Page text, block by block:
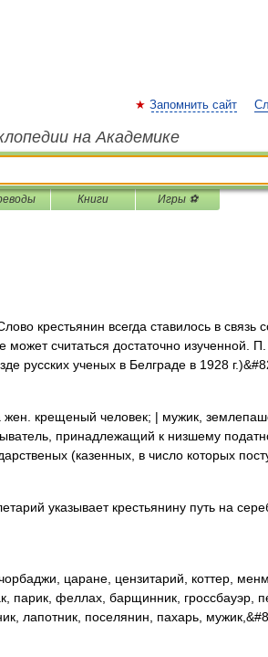
Запомнить сайт
на Академике
Книги Игры ⚽
крестьянин всегда ставилось в связь
может считаться достаточно изученной.
русских ученых в Белграде в 1928
крещеный человек; | мужик,
принадлежащий к низшему
(казенных, в число которых
указывает крестьянину путь на
царане, цензитарий, коттер,
парик, феллах, барщинник, гроссбауэр,
лапотник, поселянин, пахарь,